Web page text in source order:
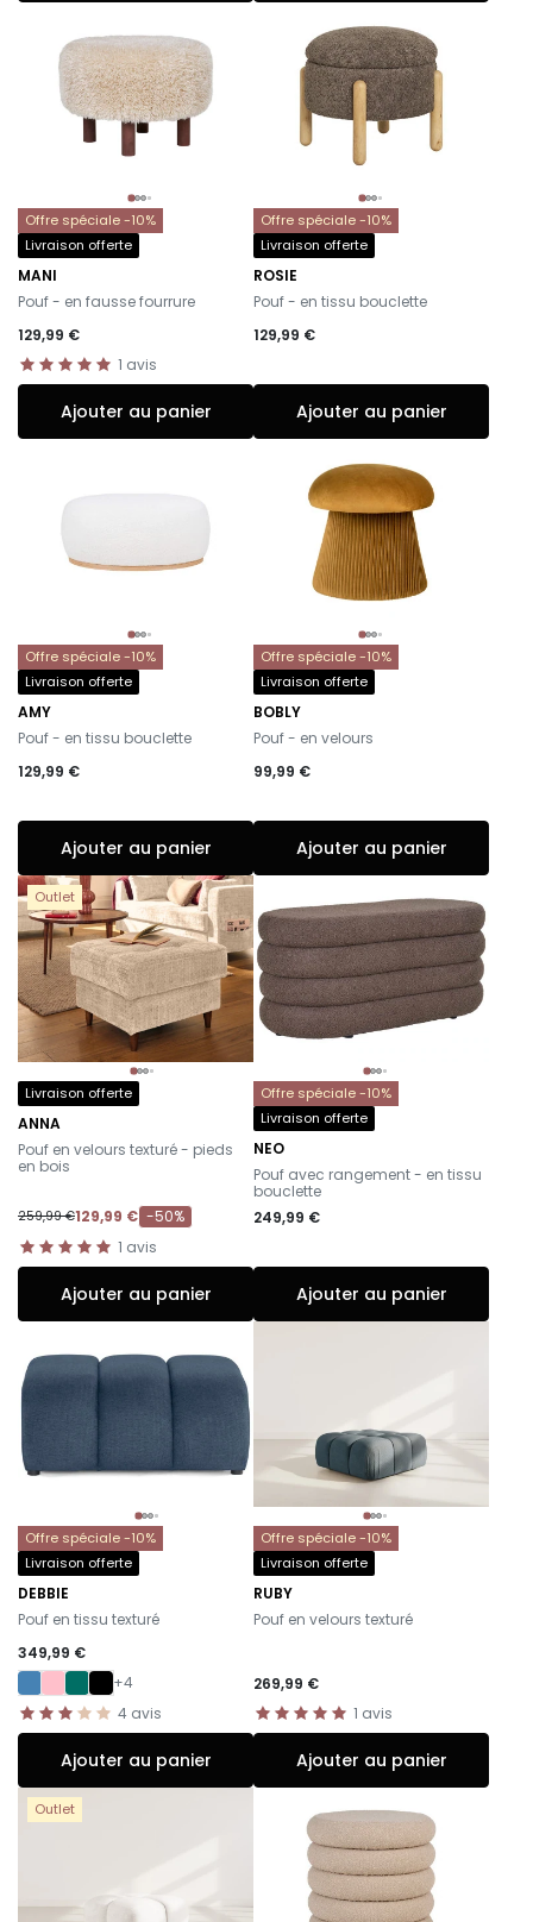
Offre spéciale -10%
Livraison offerte
MANI
-
Pouf - en fausse fourrure
129,99 €
1 avis
Ajouter au panier
Offre spéciale -10%
Livraison offerte
ROSIE
-
Pouf - en tissu bouclette
129,99 €
Ajouter au panier
Offre spéciale -10%
Livraison offerte
AMY
-
Pouf - en tissu bouclette
129,99 €
Ajouter au panier
Offre spéciale -10%
Livraison offerte
BOBLY
-
Pouf - en velours
99,99 €
Ajouter au panier
Outlet
Livraison offerte
ANNA
-
Pouf en velours texturé - pieds
en bois
259,99 €129,99 € -50%
1 avis
Ajouter au panier
Offre spéciale -10%
Livraison offerte
NEO
-
Pouf avec rangement - en tissu
bouclette
249,99 €
Ajouter au panier
Offre spéciale -10%
Livraison offerte
DEBBIE
-
Pouf en tissu texturé
349,99 €
+4
4 avis
Ajouter au panier
Offre spéciale -10%
Livraison offerte
RUBY
-
Pouf en velours texturé
269,99 €
1 avis
Ajouter au panier
Outlet